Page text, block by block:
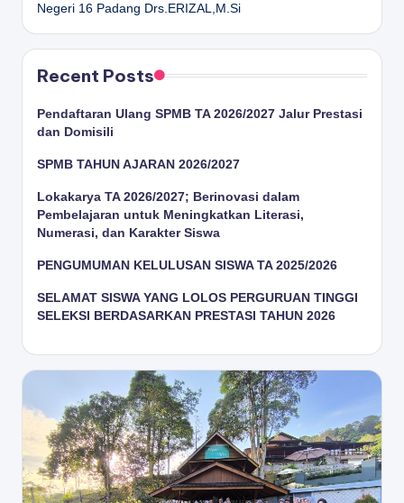
Negeri 16 Padang Drs.ERIZAL,M.Si
Recent Posts
Pendaftaran Ulang SPMB TA 2026/2027 Jalur Prestasi
dan Domisili
SPMB TAHUN AJARAN 2026/2027
Lokakarya TA 2026/2027; Berinovasi dalam
Pembelajaran untuk Meningkatkan Literasi,
Numerasi, dan Karakter Siswa
PENGUMUMAN KELULUSAN SISWA TA 2025/2026
SELAMAT SISWA YANG LOLOS PERGURUAN TINGGI
SELEKSI BERDASARKAN PRESTASI TAHUN 2026